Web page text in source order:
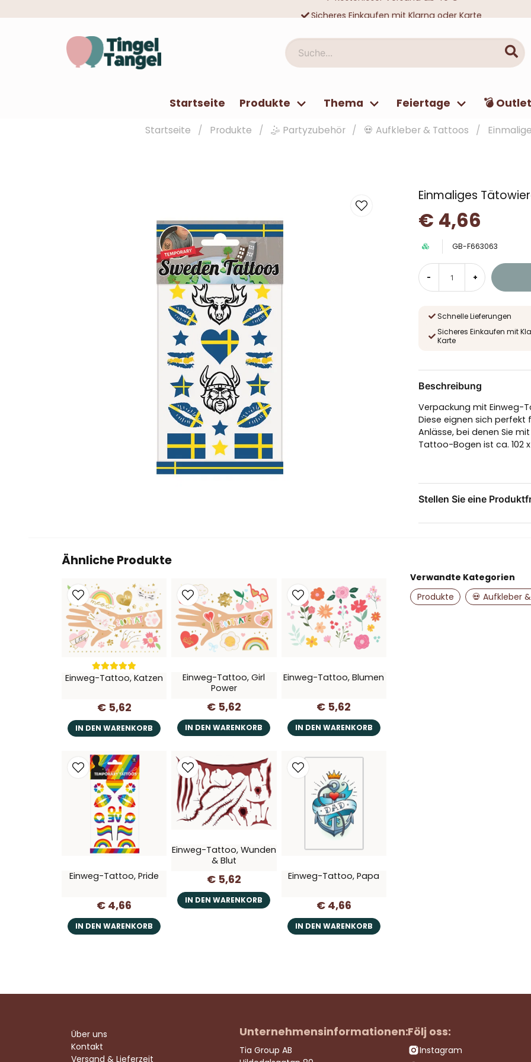
Sicheres Einkaufen mit Klarna oder Karte
Suche...
Startseite Produkte Thema Feiertage 💣 Outlet
Startseite Produkte 🤹 Partyzubehör 💀 Aufkleber & Tattoos
Einmaliges
€ 4,66
GB-F663063
- +
Schnelle Lieferungen
Sicheres Einkaufen mit
Karte
Beschreibung
Verpackung mit Einweg-
Diese eignen sich
Anlässe, bei denen Sie
Tattoo-Bogen ist ca. 102
Stellen Sie eine
name
Name
Ähnliche Produkte
Einweg-Tattoo, Katzen
€ 5,62
IN DEN WARENKORB
Einweg-Tattoo, Girl
Power
€ 5,62
IN DEN WARENKORB
Einweg-Tattoo, Blumen
€ 5,62
IN DEN WARENKORB
Einweg-Tattoo, Pride
€ 4,66
IN DEN WARENKORB
Einweg-Tattoo, Wunden
& Blut
€ 5,62
IN DEN WARENKORB
Einweg-Tattoo, Papa
€ 4,66
IN DEN WARENKORB
Verwandte Kategorien
Produkte
💀 Aufkleber
Über uns
Kontakt
Versand & Lieferzeit
Unternehmensinformationen:
Tia Group AB
Följ oss:
Instagram